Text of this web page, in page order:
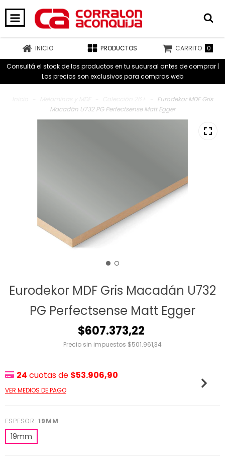
INICIO PRODUCTOS CARRITO 0
Consultá el stock de los productos en tu sucursal antes de comprar |
Los precios son exclusivos para compras web
- - - Eurodekor MDF Gris
Macadán U732 PG Perfectsense Matt Egger
Eurodekor MDF Gris Macadán U732
PG Perfectsense Matt Egger
$607.373,22
Precio sin impuestos $501.961,34
24 cuotas de $53.906,90
VER MEDIOS DE PAGO
ESPESOR: 19MM
19mm